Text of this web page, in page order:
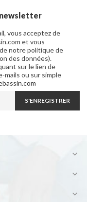
vous acceptez de
et vous
notre politique de
des données).
sur le lien de
mails ou sur simple
S'ENREGISTRER


